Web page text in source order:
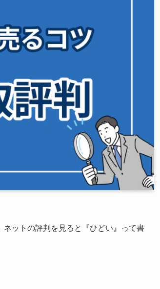
ネットの評判を見ると『ひどい』って書